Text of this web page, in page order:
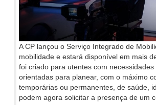
A CP lançou o Serviço Integrado de
mobilidade e estará disponível em mais
foi criado para utentes com
orientadas para planear, com o máximo
temporárias ou permanentes, de saúde,
podem agora solicitar a presença de um